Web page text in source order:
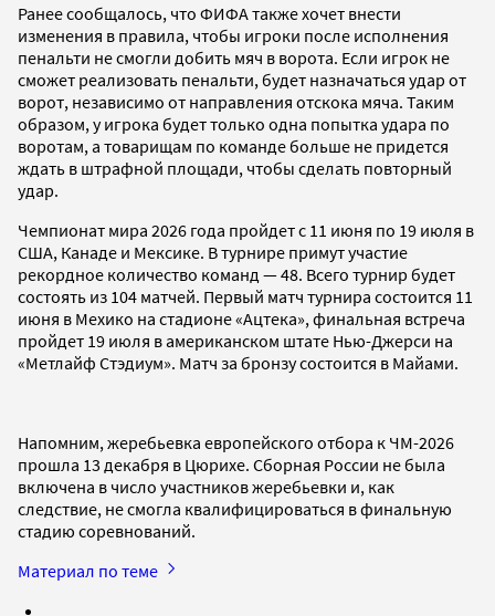
Ранее сообщалось, что ФИФА также хочет внести
изменения в правила, чтобы игроки после исполнения
пенальти не смогли добить мяч в ворота. Если игрок не
сможет реализовать пенальти, будет назначаться удар от
ворот, независимо от направления отскока мяча. Таким
образом, у игрока будет только одна попытка удара по
воротам, а товарищам по команде больше не придется
ждать в штрафной площади, чтобы сделать повторный
удар.
Чемпионат мира 2026 года пройдет с 11 июня по 19 июля в
США, Канаде и Мексике. В турнире примут участие
рекордное количество команд — 48. Всего турнир будет
состоять из 104 матчей. Первый матч турнира состоится 11
июня в Мехико на стадионе «Ацтека», финальная встреча
пройдет 19 июля в американском штате Нью-Джерси на
«Метлайф Стэдиум». Матч за бронзу состоится в Майами.
Напомним, жеребьевка европейского отбора к ЧМ-2026
прошла 13 декабря в Цюрихе. Сборная России не была
включена в число участников жеребьевки и, как
следствие, не смогла квалифицироваться в финальную
стадию соревнований.
Материал по теме